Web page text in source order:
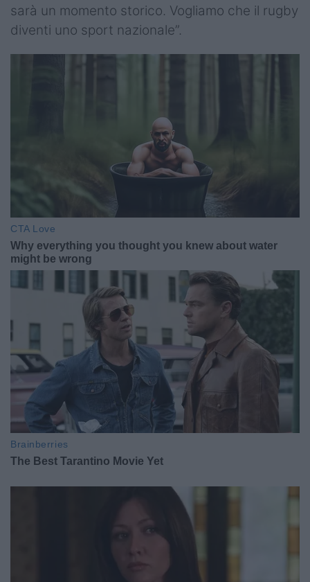
sarà un momento storico. Vogliamo che il rugby
diventi uno sport nazionale”.